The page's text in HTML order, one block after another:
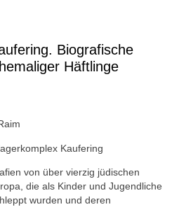
Biografische
Häftlinge
Kaufering
von über vierzig jüdischen
die als Kinder und Jugendliche
wurden und deren